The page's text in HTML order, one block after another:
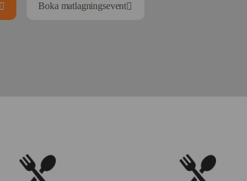
Boka matlagningsevent